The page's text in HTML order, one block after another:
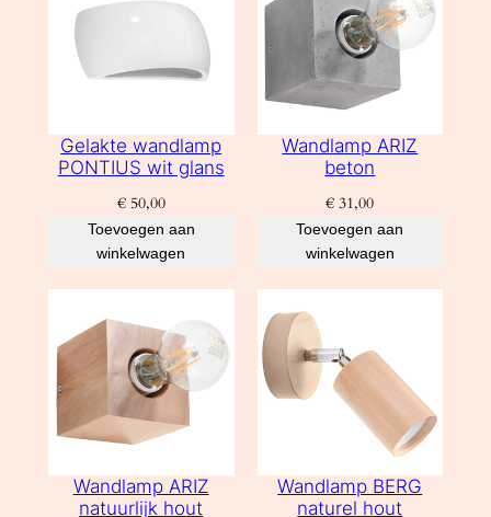
Gelakte wandlamp
PONTIUS wit glans
€50,00
Toevoegen aan
winkelwagen
Wandlamp ARIZ
beton
€ 31,00
Toevoegen aan
winkelwagen
Wandlamp ARIZ
natuurlijk hout
Wandlamp BERG
naturel hout